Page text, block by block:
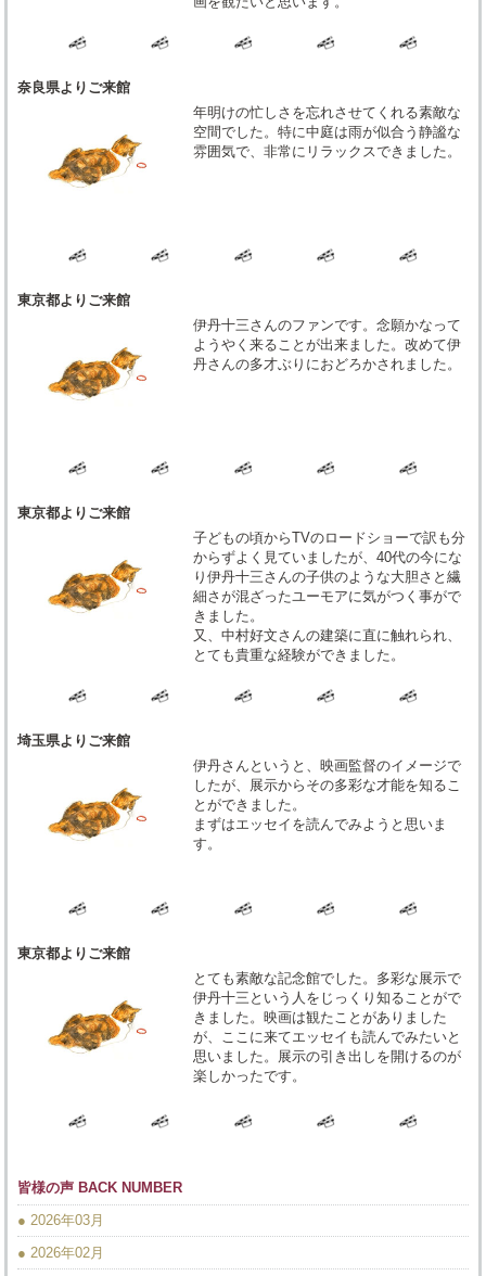
奈良県よりご来館
年明けの忙しさを忘れさせてくれる素敵な
空間でした。特に中庭は雨が似合う静謐な
雰囲気で、非常にリラックスできました。
東京都よりご来館
伊丹十三さんのファンです。念願かなって
ようやく来ることが出来ました。改めて伊
丹さんの多才ぶりにおどろかされました。
東京都よりご来館
子どもの頃からTVのロードショーで訳も分
からずよく見ていましたが、40代の今にな
り伊丹十三さんの子供のような大胆さと繊
細さが混ざったユーモアに気がつく事がで
きました。
又、中村好文さんの建築に直に触れられ、
とても貴重な経験ができました。
埼玉県よりご来館
伊丹さんというと、映画監督のイメージで
したが、展示からその多彩な才能を知るこ
とができました。
まずはエッセイを読んでみようと思いま
す。
東京都よりご来館
とても素敵な記念館でした。多彩な展示で
伊丹十三という人をじっくり知ることがで
きました。映画は観たことがありました
が、ここに来てエッセイも読んでみたいと
思いました。展示の引き出しを開けるのが
楽しかったです。
皆様の声 BACK NUMBER
● 2026年03月
● 2026年02月